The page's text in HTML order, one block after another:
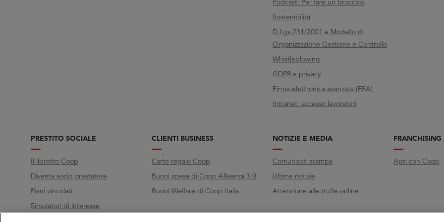
Podcast: Per fare un broccolo
Sostenibilità
D.Lgs.231/2001 e Modello di
Organizzazione Gestione e Controllo
Whistleblowing
GDPR e privacy
Firma elettronica avanzata (FEA)
Intranet: accesso lavoratori
PRESTITO SOCIALE
Il libretto Coop
Diventa socio prestatore
Piani vincolati
Simulatori di interesse
CLIENTI BUSINESS
Carte regalo Coop
Buoni spesa di Coop Alleanza 3.0
Buoni Welfare di Coop Italia
NOTIZIE E MEDIA
Comunicati stampa
Ultime notizie
Attenzione alle truffe online
FRANCHISING
Apri con Coop